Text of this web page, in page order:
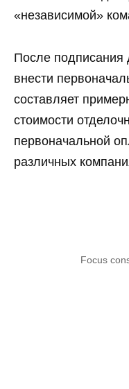
«независимой»
После подписания
внести
составляет
стоимости
первоначальной
различных
Focus